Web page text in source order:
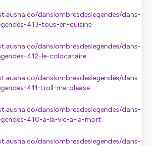
danslombresdeslegendes/dans-
413-tous-en-cuisine
danslombresdeslegendes/dans-
412-le-colocataire
danslombresdeslegendes/dans-
411-troll-me-please
danslombresdeslegendes/dans-
410-a-la-vie-a-la-mort
danslombresdeslegendes/dans-